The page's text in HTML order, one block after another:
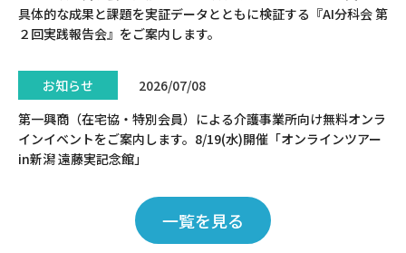
具体的な成果と課題を実証データとともに検証する『AI分科会 第
２回実践報告会』をご案内します。
お知らせ
2026/07/08
第一興商（在宅協・特別会員）による介護事業所向け無料オンラ
インイベントをご案内します。8/19(水)開催「オンラインツアー
in新潟 遠藤実記念館」
一覧を見る